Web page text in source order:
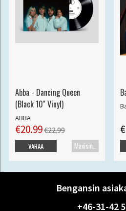
Abba - Dancing Queen
(Black 10" Vinyl)
ABBA
€20.99€22.99
Maxisingle
VARAA
Bengansin
+46-31-42